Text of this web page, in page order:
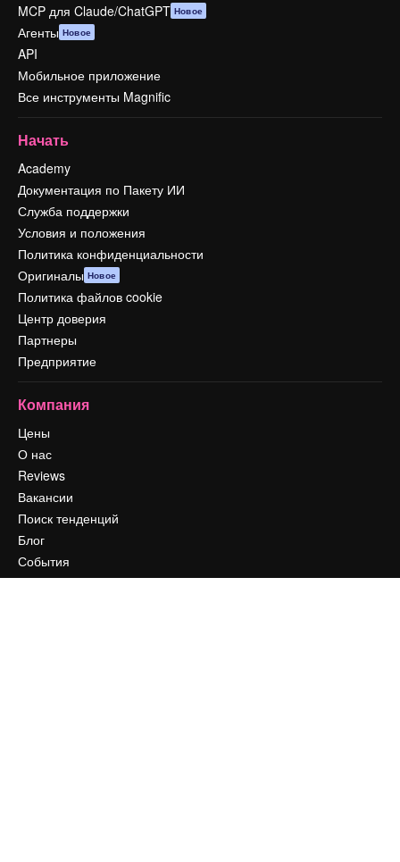
MCP для Claude/ChatGPT Новое
Агенты Новое
API
Мобильное приложение
Все инструменты Magnific
Начать
Academy
Документация по Пакету ИИ
Служба поддержки
Условия и положения
Политика конфиденциальности
Оригиналы Новое
Политика файлов cookie
Центр доверия
Партнеры
Предприятие
Компания
Цены
О нас
Reviews
Вакансии
Поиск тенденций
Блог
События
Slidesgo